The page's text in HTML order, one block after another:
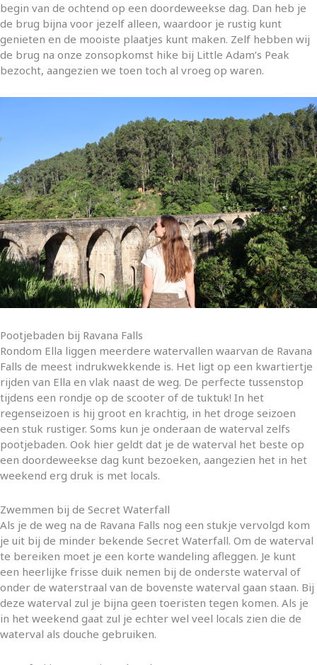
begin van de ochtend op een doordeweekse dag. Dan heb je
de brug bijna voor jezelf alleen, waardoor je rustig kunt
genieten en de mooiste plaatjes kunt maken. Zelf hebben wij
de brug na onze zonsopkomst hike bij Little Adam’s Peak
bezocht, aangezien we toen toch al vroeg op waren.
Pootjebaden bij Ravana Falls
Rondom Ella liggen meerdere watervallen waarvan de Ravana
Falls de meest indrukwekkende is. Het ligt op een kwartiertje
rijden van Ella en vlak naast de weg. De perfecte tussenstop
tijdens een rondje op de scooter of de tuktuk! In het
regenseizoen is hij groot en krachtig, in het droge seizoen
een stuk rustiger. Soms kun je onderaan de waterval zelfs
pootjebaden. Ook hier geldt dat je de waterval het beste op
een doordeweekse dag kunt bezoeken, aangezien het in het
weekend erg druk is met locals.
Zwemmen bij de Secret Waterfall
Als je de weg na de Ravana Falls nog een stukje vervolgd kom
je uit bij de minder bekende Secret Waterfall. Om de waterval
te bereiken moet je een korte wandeling afleggen. Je kunt
een heerlijke frisse duik nemen bij de onderste waterval of
onder de waterstraal van de bovenste waterval gaan staan. Bij
deze waterval zul je bijna geen toeristen tegen komen. Als je
in het weekend gaat zul je echter wel veel locals zien die de
waterval als douche gebruiken.